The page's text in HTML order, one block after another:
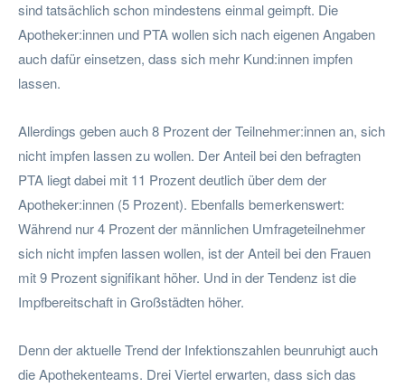
sind tatsächlich schon mindestens einmal geimpft. Die
Apotheker:innen und PTA wollen sich nach eigenen Angaben
auch dafür einsetzen, dass sich mehr Kund:innen impfen
lassen.
Allerdings geben auch 8 Prozent der Teilnehmer:innen an, sich
nicht impfen lassen zu wollen. Der Anteil bei den befragten
PTA liegt dabei mit 11 Prozent deutlich über dem der
Apotheker:innen (5 Prozent). Ebenfalls bemerkenswert:
Während nur 4 Prozent der männlichen Umfrageteilnehmer
sich nicht impfen lassen wollen, ist der Anteil bei den Frauen
mit 9 Prozent signifikant höher. Und in der Tendenz ist die
Impfbereitschaft in Großstädten höher.
Denn der aktuelle Trend der Infektionszahlen beunruhigt auch
die Apothekenteams. Drei Viertel erwarten, dass sich das